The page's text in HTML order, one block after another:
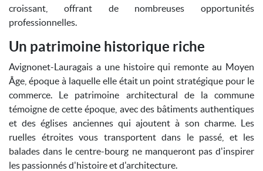
croissant, offrant de nombreuses opportunités
professionnelles.
Un patrimoine historique riche
Avignonet-Lauragais a une histoire qui remonte au Moyen
Âge, époque à laquelle elle était un point stratégique pour le
commerce. Le patrimoine architectural de la commune
témoigne de cette époque, avec des bâtiments authentiques
et des églises anciennes qui ajoutent à son charme. Les
ruelles étroites vous transportent dans le passé, et les
balades dans le centre-bourg ne manqueront pas d'inspirer
les passionnés d'histoire et d'architecture.